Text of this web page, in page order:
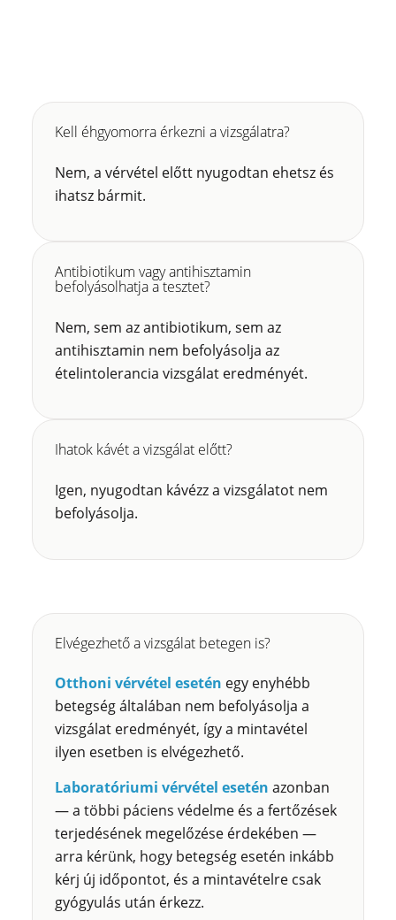
Kell éhgyomorra érkezni a vizsgálatra?
Nem, a vérvétel előtt nyugodtan ehetsz és
ihatsz bármit.
Antibiotikum vagy antihisztamin
befolyásolhatja a tesztet?
Nem, sem az antibiotikum, sem az
antihisztamin nem befolyásolja az
ételintolerancia vizsgálat eredményét.
Ihatok kávét a vizsgálat előtt?
Igen, nyugodtan kávézz a vizsgálatot nem
befolyásolja.
Elvégezhető a vizsgálat betegen is?
Otthoni vérvétel esetén egy enyhébb
betegség általában nem befolyásolja a
vizsgálat eredményét, így a mintavétel
ilyen esetben is elvégezhető.
Laboratóriumi vérvétel esetén azonban
— a többi páciens védelme és a fertőzések
terjedésének megelőzése érdekében —
arra kérünk, hogy betegség esetén inkább
kérj új időpontot, és a mintavételre csak
gyógyulás után érkezz.